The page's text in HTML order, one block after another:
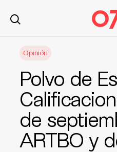
Opinión
Polvo de
de
ARTBO y